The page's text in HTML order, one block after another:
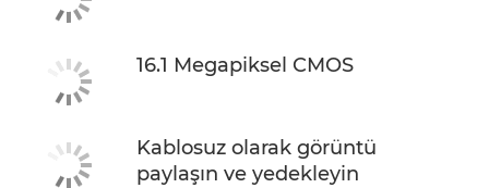
16.1 Megapiksel CMOS
Kablosuz olarak görüntü
paylaşın ve yedekleyin